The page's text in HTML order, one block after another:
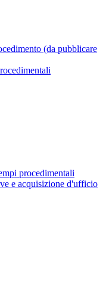
(da pubblicare
procedimentali
e acquisizione d'ufficio